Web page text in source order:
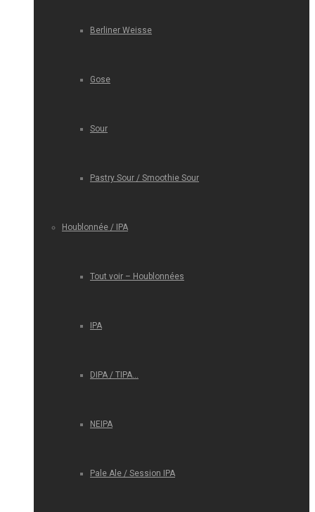
Berliner Weisse
Gose
Sour
Pastry Sour / Smoothie Sour
Houblonnée / IPA
Tout voir – Houblonnées
IPA
DIPA / TIPA…
NEIPA
Pale Ale / Session IPA